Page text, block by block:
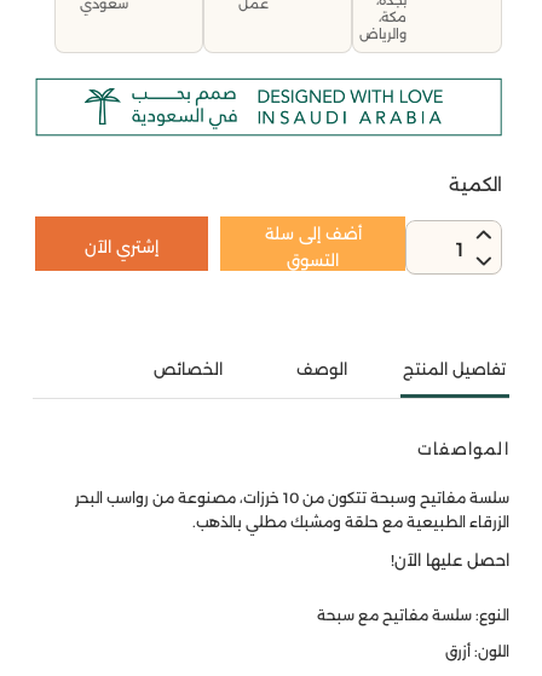
مكة،
والرياض
عمل
سعودي
الكمية
1
أضف إلى سلة
التسوق
إشتري الآن
تفاصيل المنتج الوصف الخصائص
المواصفات
سلسة مفاتيح وسبحة تتكون من 10 خرزات، مصنوعة من رواسب البحر
الزرقاء الطبيعية مع حلقة ومشبك مطلي بالذهب.
احصل عليها الآن!
النوع: سلسة مفاتيح مع سبحة
اللون: أزرق